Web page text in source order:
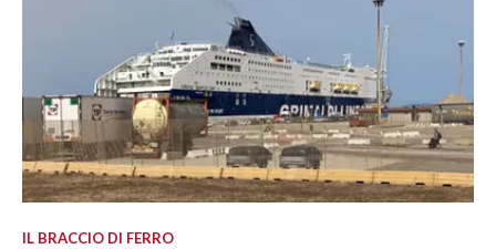
IL BRACCIO DI FERRO